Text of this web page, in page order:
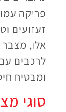
פריקה
זעזועים
אלו,
לרכבים
ומבטיח
סוגי